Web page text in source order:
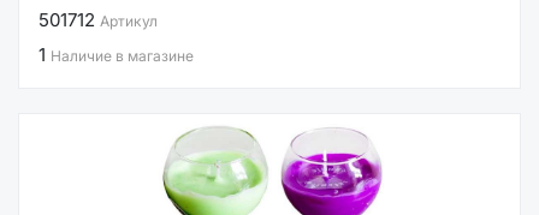
501712 Артикул
1 Наличие в магазине